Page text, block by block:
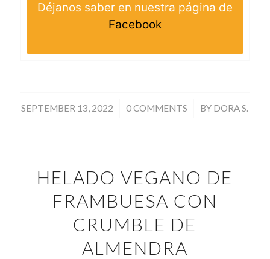
Déjanos saber en nuestra página de
Facebook
SEPTEMBER 13, 2022
/ 0 COMMENTS
/ BY DORA S.
HELADO VEGANO DE
FRAMBUESA CON
CRUMBLE DE
ALMENDRA